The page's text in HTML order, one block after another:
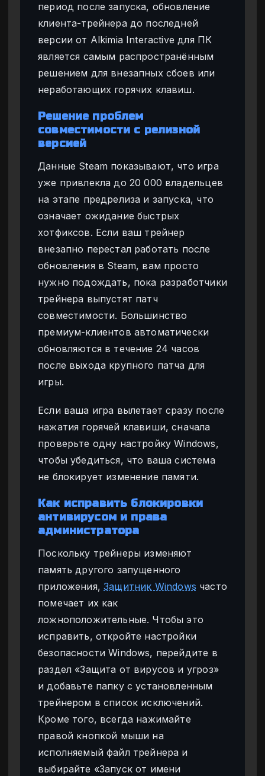
период после запуска, обновление
клиента-трейнера до последней
версии от Alkimia Interactive для ПК
является самым распространённым
решением для внезапных сбоев или
неработающих горячих клавиш.
Решение проблем
совместимости с релизной
версией
Данные Steam показывают, что игра
уже привлекла до 20 000 владельцев
на этапе предрелиза и запуска, что
означает ожидание быстрых
хотфиксов. Если ваш трейнер
внезапно перестал работать после
обновления в Steam, вам просто
нужно подождать, пока разработчики
трейнера выпустят патч
совместимости. Большинство
премиум-клиентов автоматически
обновляются в течение 24 часов
после выхода крупного патча для
игры.
Если ваша игра вылетает сразу после
нажатия горячей клавиши, сначала
проверьте одну настройку Windows,
чтобы убедиться, что ваша система
не блокирует изменение памяти.
Как исправить блокировки
антивирусом и права
администратора
Поскольку трейнеры изменяют
память другого запущенного
приложения,Защитник Windows часто
помечает их как
ложноположительные. Чтобы это
исправить, откройте настройки
безопасности Windows, перейдите в
раздел «Защита от вирусов и угроз»
и добавьте папку с установленным
трейнером в список исключений.
Кроме того, всегда нажимайте
правой кнопкой мыши на
исполняемый файл трейнера и
выбирайте «Запуск от имени